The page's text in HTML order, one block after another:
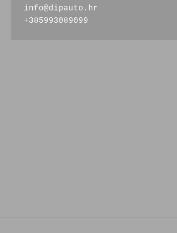
info@dipauto.hr
+385993089099